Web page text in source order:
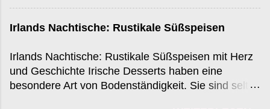
v. Chr., übertrifft es sowohl das ägyptische Gizeh-
– und das mit einer Komplexität, die selbst moderne
Archäologen ins Staunen versetzt. Was ist
Newgrange? Newgrange ist ein etwa 85 Meter
Irlands Nachtische: Rustikale Süßspeisen
Irlands Nachtische: Rustikale Süßspeisen mit Herz
und Geschichte Irische Desserts haben eine
besondere Art von Bodenständigkeit. Sie sind selten